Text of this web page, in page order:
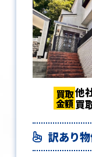
買取
金額
買取
金額
他
買
訳あり
買取
金額